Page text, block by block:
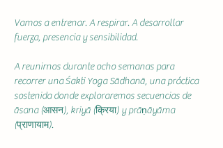
Vamos a entrenar. A respirar. A desarrollar
fuerza, presencia y sensibilidad.
A reunirnos durante ocho semanas para
recorrer una Śakti Yoga Sādhanā, una práctica
sostenida donde exploraremos secuencias de
āsana (आसन), kriyā (क्रिया) y prāṇāyāma
(प्राणायाम).